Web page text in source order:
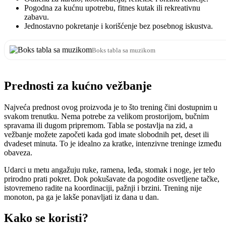
Pogodna za kućnu upotrebu, fitnes kutak ili rekreativnu
zabavu.
Jednostavno pokretanje i korišćenje bez posebnog iskustva.
Boks tabla sa muzikom
Prednosti za kućno vežbanje
Najveća prednost ovog proizvoda je to što trening čini dostupnim u
svakom trenutku. Nema potrebe za velikom prostorijom, bučnim
spravama ili dugom pripremom. Tabla se postavlja na zid, a
vežbanje možete započeti kada god imate slobodnih pet, deset ili
dvadeset minuta. To je idealno za kratke, intenzivne treninge između
obaveza.
Udarci u metu angažuju ruke, ramena, leđa, stomak i noge, jer telo
prirodno prati pokret. Dok pokušavate da pogodite osvetljene tačke,
istovremeno radite na koordinaciji, pažnji i brzini. Trening nije
monoton, pa ga je lakše ponavljati iz dana u dan.
Kako se koristi?